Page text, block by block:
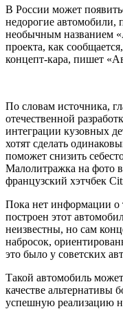
В России может
недорогие автомобили,
необычным названием
проекта, как
концепт-кара, пишет
По словам источника,
отечественной
интеграции кузовных
хотят сделать
поможет снизить
Малолитражка на фото
французский хэтчбек
Пока нет информации о
построен этот
неизвестны, но сам
набросок,
это было у советских
Такой автомобиль
качестве альтернативы
успешную реализацию